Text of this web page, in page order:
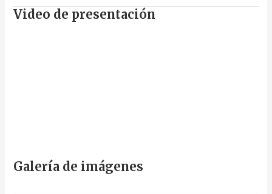
Video de presentación
Galería de imágenes